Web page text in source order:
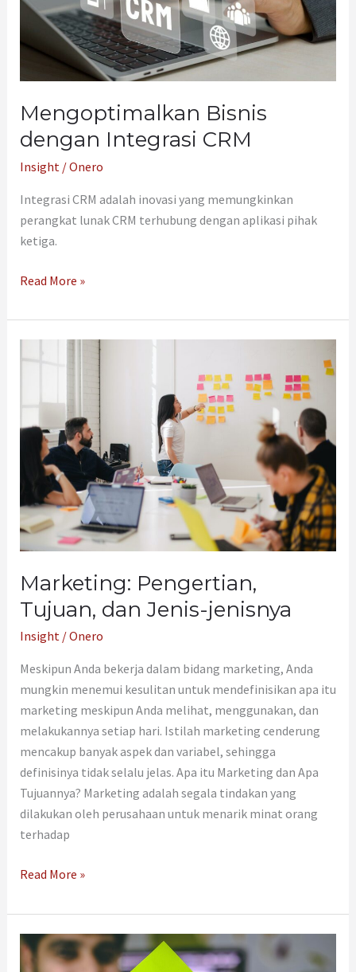
Mengoptimalkan Bisnis
dengan Integrasi CRM
Insight /Onero
Integrasi CRM adalah inovasi yang memungkinkan
perangkat lunak CRM terhubung dengan aplikasi pihak
ketiga.
Read More »
Marketing: Pengertian,
Tujuan, dan Jenis-jenisnya
Insight/Onero
Meskipun Anda bekerja dalam bidang marketing, Anda
mungkin menemui kesulitan untuk mendefinisikan apa itu
marketing meskipun Anda melihat, menggunakan, dan
melakukannya setiap hari. Istilah marketing cenderung
mencakup banyak aspek dan variabel, sehingga
definisinya tidak selalu jelas. Apa itu Marketing dan Apa
Tujuannya? Marketing adalah segala tindakan yang
dilakukan oleh perusahaan untuk menarik minat orang
terhadap
Jenis-
jenisnya
Read More »
Keuntungan
dan